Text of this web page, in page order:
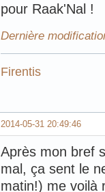
pour Raak'Nal !
Dernière
Firentis
2014-05-31 20:49:46
Après mon bref
mal, ça sent le
matin!) me voilà